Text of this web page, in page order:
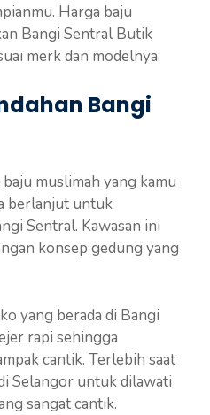
Harga baju
Bangi Sentral Butik
merk dan modelnya.
Bangi
muslimah yang kamu
berlanjut untuk
Sentral. Kawasan ini
konsep gedung yang
yang berada di Bangi
rapi sehingga
cantik. Terlebih saat
Selangor untuk dilawati
sangat cantik.